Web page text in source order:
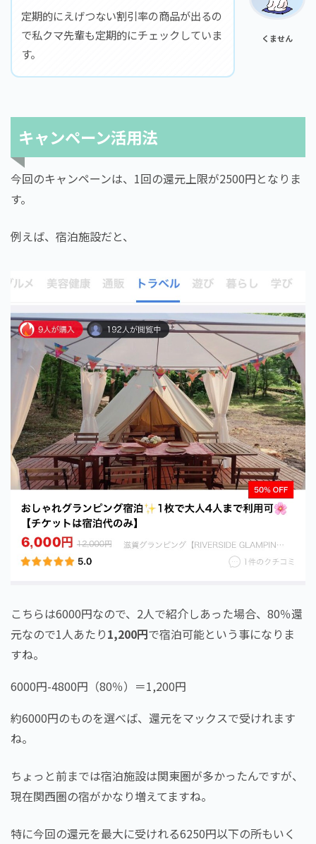
定期的にえげつない割引率の商品が出るの
で私クマ先輩も定期的にチェックしていま
す。
くません
キャンペーン活用法
今回のキャンペーンは、1回の還元上限が2500円となりま
す。
例えば、宿泊施設だと、
こちらは6000円なので、2人で紹介しあった場合、80％還
元なので1人あたり1,200円で宿泊可能という事になりま
すね。
6000円-4800円（80％）＝1,200円
約6000円のものを選べば、還元をマックスで受けれます
ね。
ちょっと前までは宿泊施設は関東圏が多かったんですが、
現在関西圏の宿がかなり増えてますね。
特に今回の還元を最大に受けれる6250円以下の所もいく